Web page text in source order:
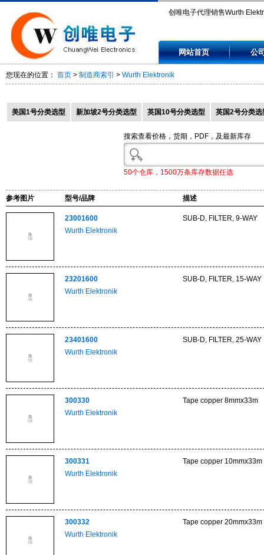
创唯电子代理销售Wurth
300330, 300331.
网站首页 公
您现在的位置： 首页 > 制造商索引 > Wurth Elektronik
美国1号分类选型 新加坡2号分类选型 英国10号分类选型 英国2号分类选
搜索查看价格，货期，PDF，及最新库存
50个仓库，1500万条库存数据任选
参考图片 型号/品牌 描述
23001600
Wurth Elektronik
SUB-D, FILTER, 9-WAY
23201600
Wurth Elektronik
SUB-D, FILTER, 15-WAY
23401600
Wurth Elektronik
SUB-D, FILTER, 25-WAY
300330
Wurth Elektronik
Tape copper 8mmx33m
300331
Wurth Elektronik
Tape copper 10mmx33m
300332
Wurth Elektronik
Tape copper 20mmx33m